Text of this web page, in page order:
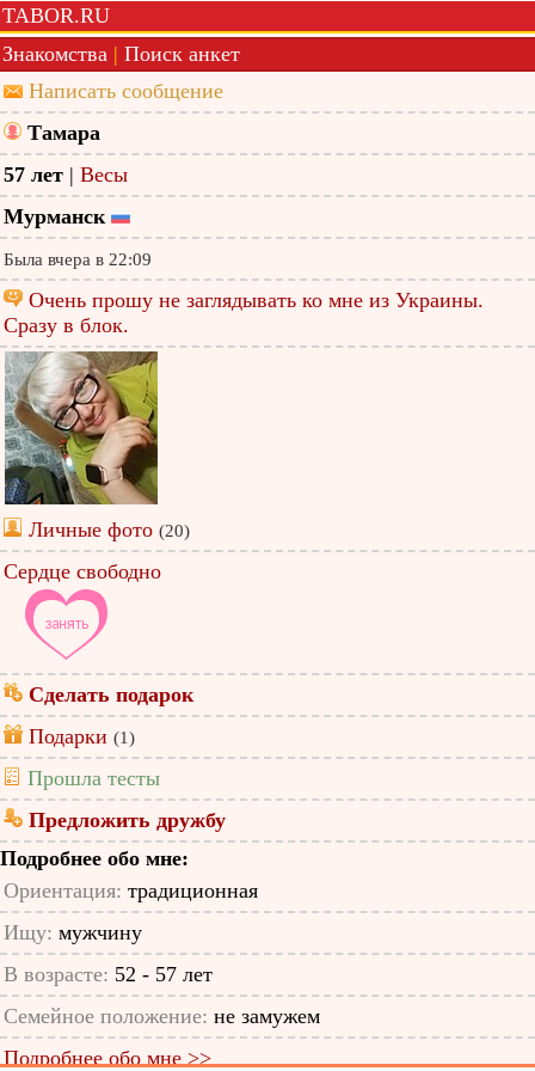
TABOR.RU
Знакомства | Поиск анкет
Написать сообщение
Тамара
57 лет | Весы
Мурманск
Была вчера в 22:09
Очень прошу не заглядывать ко мне из Украины.
Сразу в блок.
Личные фото (20)
Сердце свободно
Сделать подарок
Подарки (1)
Прошла тесты
Предложить дружбу
Подробнее обо мне:
Ориентация: традиционная
Ищу: мужчину
В возрасте: 52 - 57 лет
Семейное положение: не замужем
Подробнее обо мне >>